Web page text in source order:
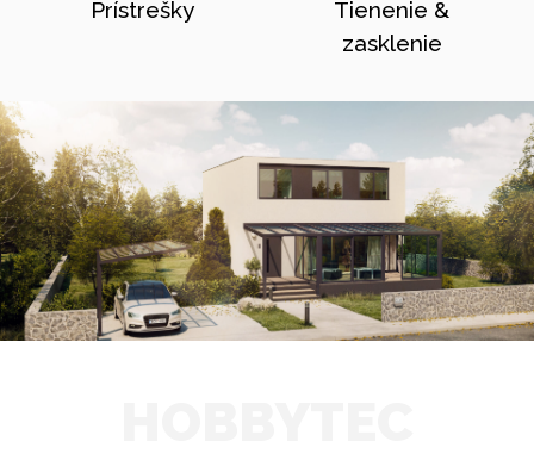
Prístrešky
Tienenie &
zasklenie